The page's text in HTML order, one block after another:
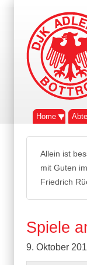
Home
Allein ist
mit Guten
Friedrich
Spiele
9. Oktober